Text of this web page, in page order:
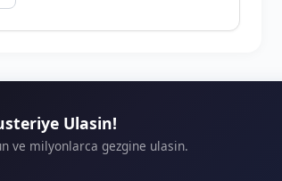
binici iseniz extralar
veya toplantı organizasyonu
TARİFİ ALUlasin!
ve milyonlarca gezgine ulasin.